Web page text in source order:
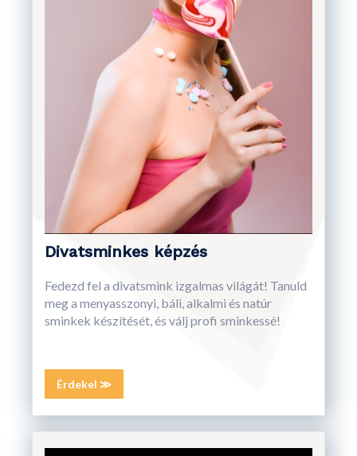
Divatsminkes képzés
Fedezd fel a divatsmink izgalmas világát! Tanuld
meg a menyasszonyi, báli, alkalmi és natúr
sminkek készítését, és válj profi sminkessé!
Érdekel ≫